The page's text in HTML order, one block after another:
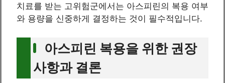
치료를 받는 고위험군에서는 아스피린의 복용 여부
와 용량을 신중하게 결정하는 것이 필수적입니다.
아스피린 복용을 위한 권장
사항과 결론